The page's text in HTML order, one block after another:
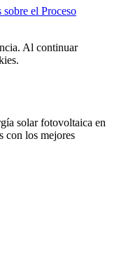
el Proceso
Al continuar
solar fotovoltaica en
con los mejores